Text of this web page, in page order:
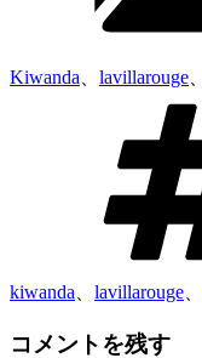
Kiwanda
lavillarouge
kiwanda
lavillarouge
コメントを残す